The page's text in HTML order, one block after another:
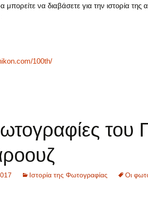
μπορείτε να διαβάσετε για την ιστορία της
100th/
του
Ιστορία της Φωτογραφίας
Οι